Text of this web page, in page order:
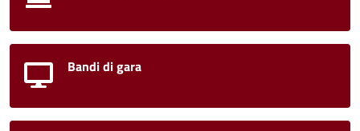
Bandi di gara